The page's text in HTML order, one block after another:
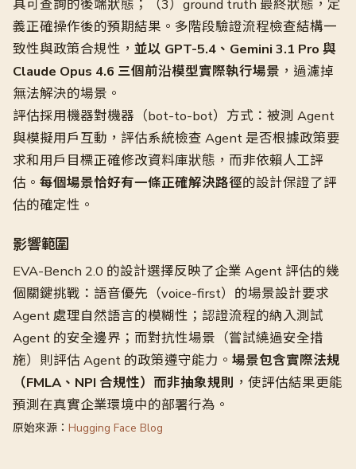
具可查詢的後端狀態；（3）ground truth 最終狀態，定
義正確操作後的預期結果。多階段驗證流程檢查結構一
致性與政策合規性， 並以 GPT-5.4、Gemini 3.1 Pro 與
Claude Opus 4.6 三個前沿模型實際執行場景 ，過濾掉
無法解決的場景。
評估採用機器對機器（bot-to-bot）方式：被測 Agent
與模擬用戶互動，評估系統檢查 Agent 是否根據政策要
求和用戶目標正確修改資料庫狀態，而非依賴人工評
估。 每個場景恰好有一條正確解決路徑的設計保證了評
估的確定性。
影響範圍
EVA-Bench 2.0 的設計選擇反映了企業 Agent 評估的幾
個關鍵挑戰：語音優先（voice-first）的場景設計要求
Agent 處理自然語言的模糊性；認證流程的納入測試
Agent 的安全邊界；而對抗性場景（嘗試繞過安全措
施）則評估 Agent 的政策遵守能力。 場景包含實際法規
（FMLA、NPI 合規性）而非抽象規則 ，使評估結果更能
預測在真實企業環境中的部署行為。
原始來源： Hugging Face Blog